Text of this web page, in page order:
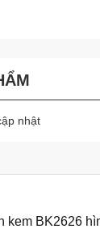
nhật
kem BK2626